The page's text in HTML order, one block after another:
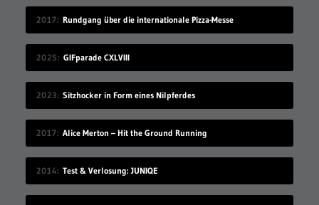
2017 Rundgang über die internationale Pizza-Messe
2025 GIFparade CXLVIII
2023 Sitzhocker in Form eines Nilpferdes
2017 Alice Merton – Hit the Ground Running
2014 Test & Verlosung: JUNIQE